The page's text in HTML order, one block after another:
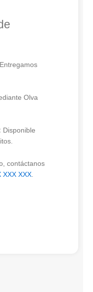
Entregamos
Olva
Disponible
contáctanos
XXX XXX